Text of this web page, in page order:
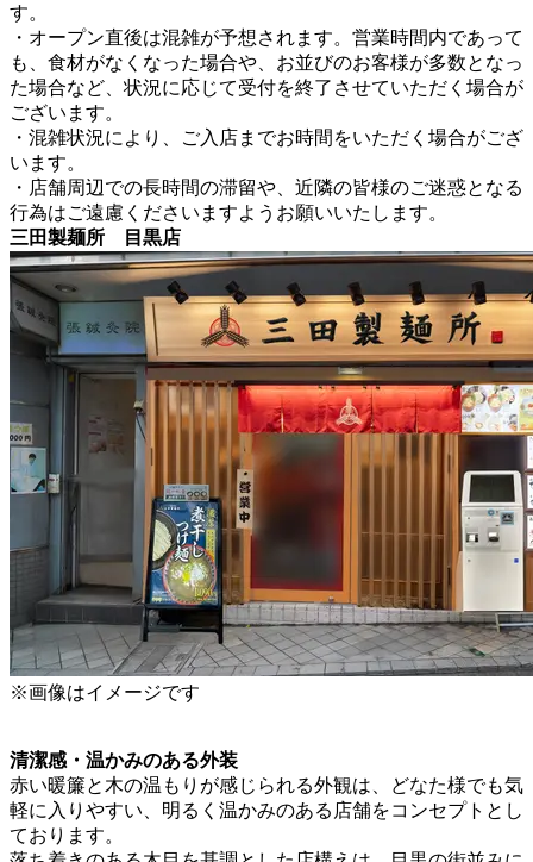
す。
・オープン直後は混雑が予想されます。営業時間内であって
も、食材がなくなった場合や、お並びのお客様が多数となっ
た場合など、状況に応じて受付を終了させていただく場合が
ございます。
・混雑状況により、ご入店までお時間をいただく場合がござ
います。
・店舗周辺での長時間の滞留や、近隣の皆様のご迷惑となる
行為はご遠慮くださいますようお願いいたします。
三田製麺所 目黒店
※画像はイメージです
清潔感・温かみのある外装
赤い暖簾と木の温もりが感じられる外観は、どなた様でも気
軽に入りやすい、明るく温かみのある店舗をコンセプトとし
ております。